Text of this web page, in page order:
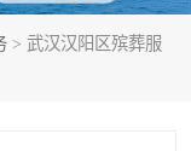
> 武汉汉阳区殡葬服
人文纪念园